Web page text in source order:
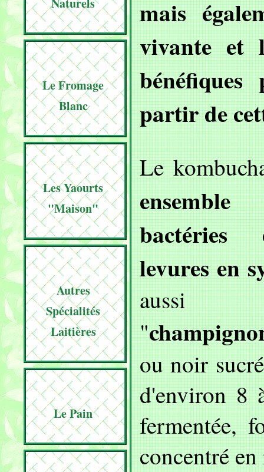
Le Fromage
Blanc
Les Yaourts
"maison"
Autres
Spécialités
Laitières
Le Pain
mais
vivante et
partir de
Le
levures en
aussi
"
ou noir
d'environ 8
fermentée,
concentré